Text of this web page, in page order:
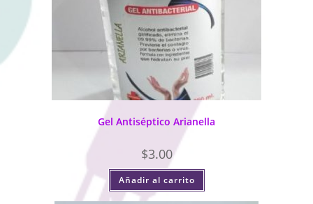
Gel Antiséptico Arianella
$3.00
Añadir al carrito